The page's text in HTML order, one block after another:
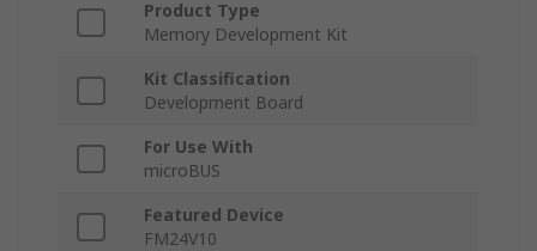
Product Type
Memory Development Kit
Kit Classification
Development Board
For Use With
microBUS
Featured Device
FM24V10